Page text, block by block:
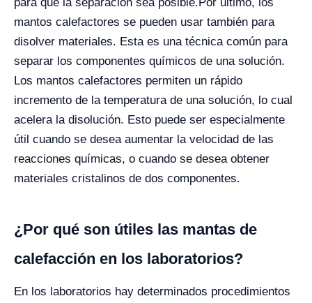
mantos calefactores se pueden usar también para
disolver materiales. Esta es una técnica común para
separar los componentes químicos de una solución.
Los mantos calefactores permiten un rápido
incremento de la temperatura de una solución, lo cual
acelera la disolución. Esto puede ser especialmente
útil cuando se desea aumentar la velocidad de las
reacciones químicas, o cuando se desea obtener
materiales cristalinos de dos componentes.
¿Por qué son útiles las mantas de
calefacción en los laboratorios?
En los laboratorios hay determinados procedimientos